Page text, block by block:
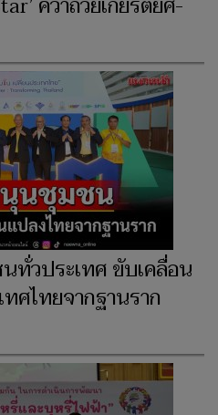
ทั่วประเทศ ขับเคลื่อน
ศไทยจากฐานราก